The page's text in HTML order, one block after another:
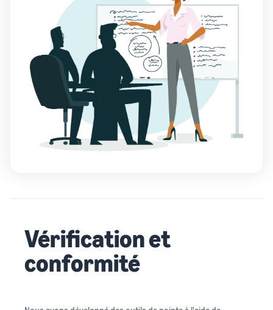
Vérification et
conformité